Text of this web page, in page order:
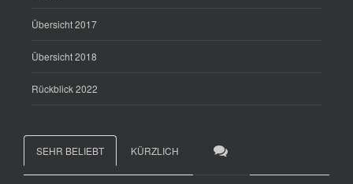
Übersicht 2017
Übersicht 2018
Rückblick 2022
SEHR BELIEBT KÜRZLICH